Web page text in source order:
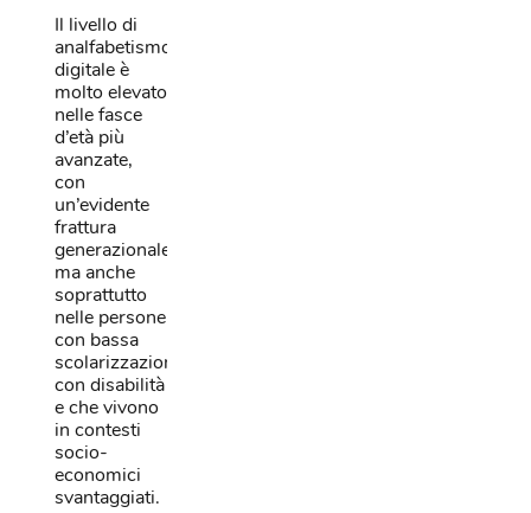
Il livello di
analfabetismo
digitale è
molto elevato
nelle fasce
d’età più
avanzate,
con
un’evidente
frattura
generazionale,
ma anche
soprattutto
nelle persone
con bassa
scolarizzazione,
con disabilità
e che vivono
in contesti
socio-
economici
svantaggiati.